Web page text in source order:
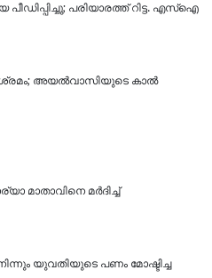
പരിയാരത്ത് റിട്ട. എസ്ഐ
ശ്രമം; അയല്‍വാസിയുടെ കാല്‍
മാതാവിനെ മർദിച്ച്
യുവതിയുടെ പണം മോഷ്ടിച്ച